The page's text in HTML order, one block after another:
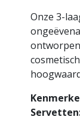
Onze 3-